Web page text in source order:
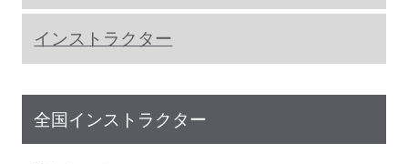
インストラクター
全国インストラクター